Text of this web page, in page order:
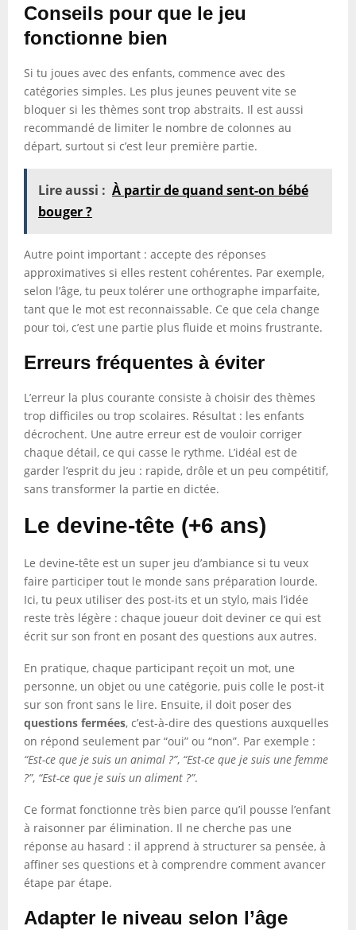
Conseils pour que le jeu
fonctionne bien
Si tu joues avec des enfants, commence avec des
catégories simples. Les plus jeunes peuvent vite se
bloquer si les thèmes sont trop abstraits. Il est aussi
recommandé de limiter le nombre de colonnes au
départ, surtout si c’est leur première partie.
Lire aussi : À partir de quand sent-on bébé
bouger ?
Autre point important : accepte des réponses
approximatives si elles restent cohérentes. Par exemple,
selon l’âge, tu peux tolérer une orthographe imparfaite,
tant que le mot est reconnaissable. Ce que cela change
pour toi, c’est une partie plus fluide et moins frustrante.
Erreurs fréquentes à éviter
L’erreur la plus courante consiste à choisir des thèmes
trop difficiles ou trop scolaires. Résultat : les enfants
décrochent. Une autre erreur est de vouloir corriger
chaque détail, ce qui casse le rythme. L’idéal est de
garder l’esprit du jeu : rapide, drôle et un peu compétitif,
sans transformer la partie en dictée.
Le devine-tête (+6 ans)
Le devine-tête est un super jeu d’ambiance si tu veux
faire participer tout le monde sans préparation lourde.
Ici, tu peux utiliser des post-its et un stylo, mais l’idée
reste très légère : chaque joueur doit deviner ce qui est
écrit sur son front en posant des questions aux autres.
En pratique, chaque participant reçoit un mot, une
personne, un objet ou une catégorie, puis colle le post-it
sur son front sans le lire. Ensuite, il doit poser des
questions fermées, c’est-à-dire des questions auxquelles
on répond seulement par “oui” ou “non”. Par exemple :
“Est-ce que je suis un animal ?”, “Est-ce que je suis une femme
?”, “Est-ce que je suis un aliment ?”.
Ce format fonctionne très bien parce qu’il pousse l’enfant
à raisonner par élimination. Il ne cherche pas une
réponse au hasard : il apprend à structurer sa pensée, à
affiner ses questions et à comprendre comment avancer
étape par étape.
Adapter le niveau selon l’âge